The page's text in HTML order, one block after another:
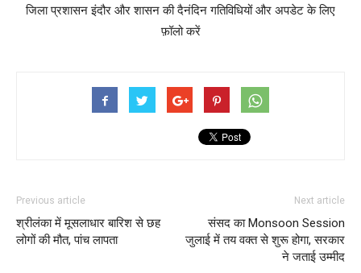
जिला प्रशासन इंदौर और शासन की दैनंदिन गतिविधियों और अपडेट के लिए
फ़ॉलो करें
Previous article
श्रीलंका में मूसलाधार बारिश से छह
लोगों की मौत, पांच लापता
Next article
संसद का Monsoon Session
जुलाई में तय वक्त से शुरू होगा, सरकार
ने जताई उम्मीद